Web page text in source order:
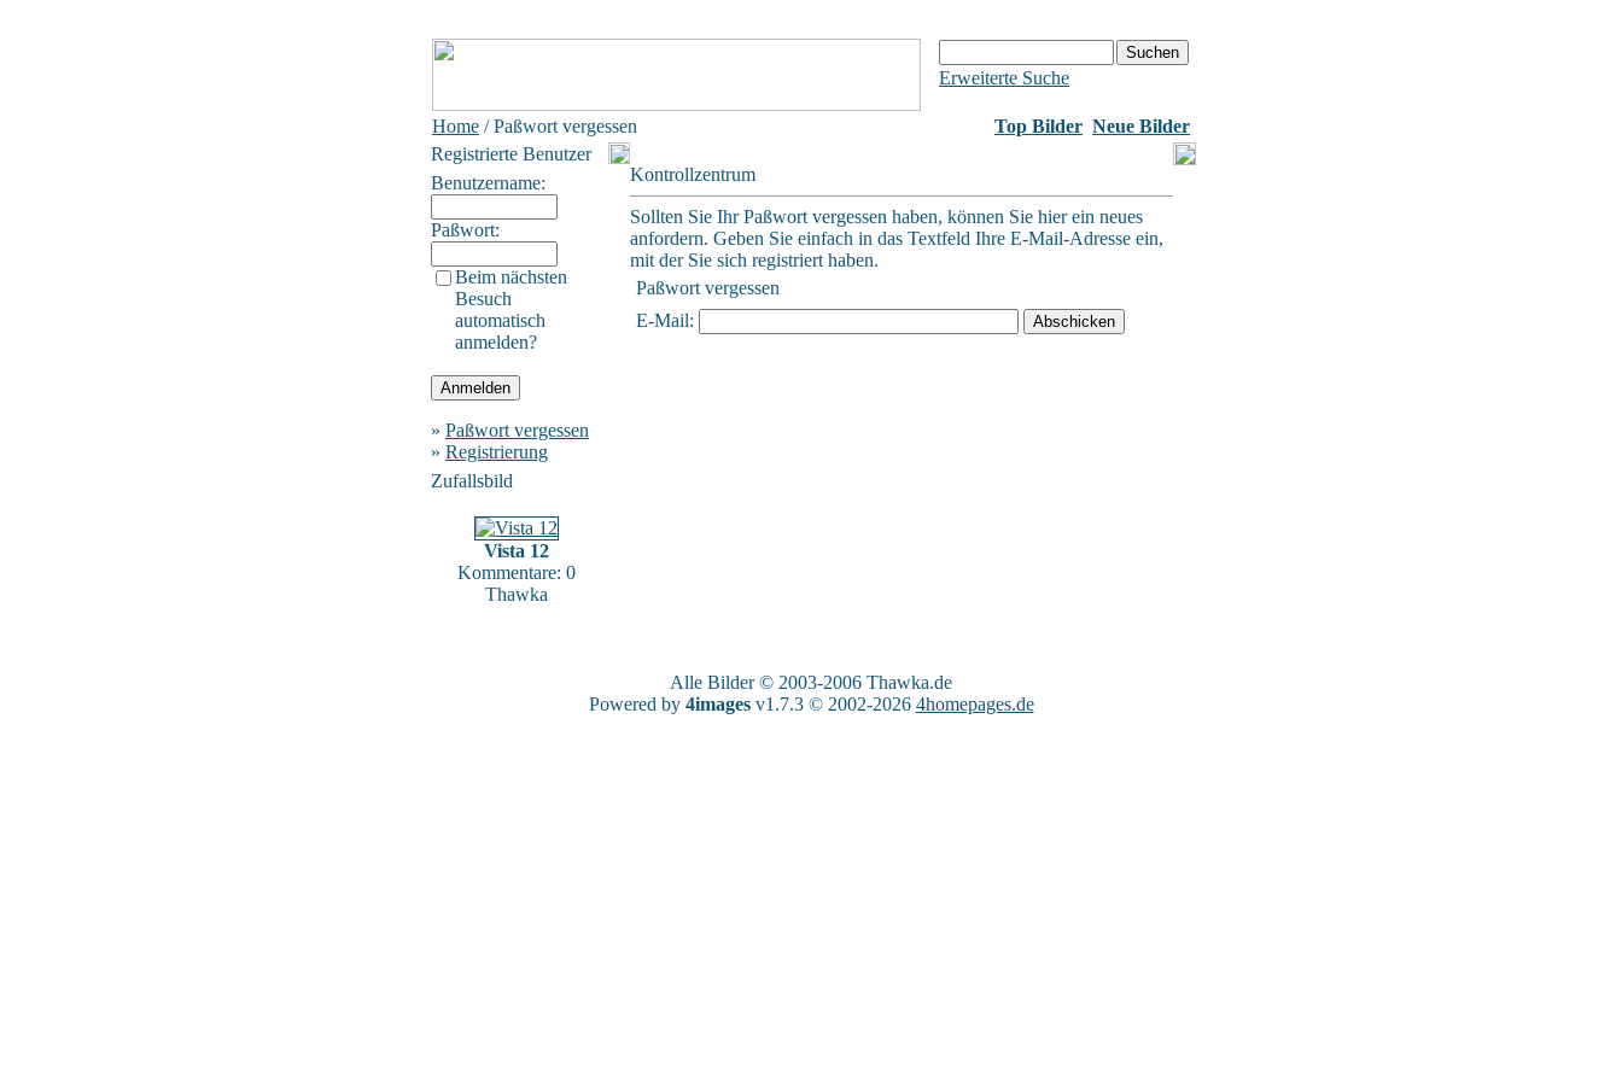
Erweiterte Suche
Home / Paßwort vergessen Top Bilder Neue Bilder
Registrierte Benutzer
Benutzername:
Paßwort:
Beim nächsten
Besuch
automatisch
anmelden?
» Paßwort vergessen
» Registrierung
Zufallsbild
Vista 12
Kommentare: 0
Thawka
Kontrollzentrum
Sollten Sie Ihr Paßwort vergessen haben, können Sie hier ein neues
anfordern. Geben Sie einfach in das Textfeld Ihre E-Mail-Adresse ein,
mit der Sie sich registriert haben.
Paßwort vergessen
E-Mail:
Alle Bilder © 2003-2006 Thawka.de
Powered by 4imagesv1.7.3 © 2002-2026 4homepages.de